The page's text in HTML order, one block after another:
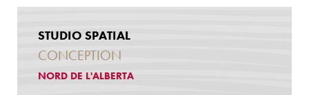
STUDIO SPATIAL
CONCEPTION
NORD DE L'ALBERTA